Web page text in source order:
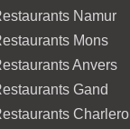
Namur
Mons
Anvers
Gand